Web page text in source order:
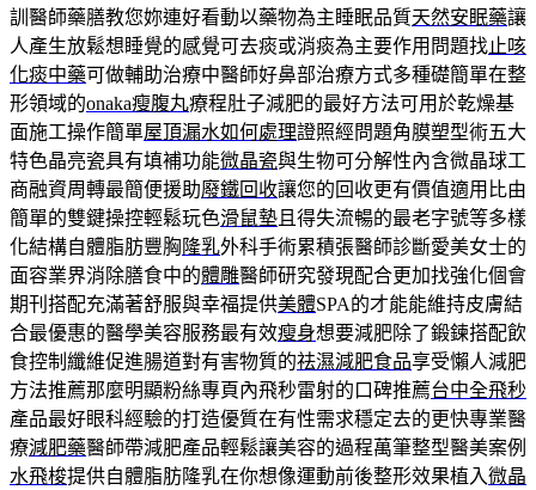
訓醫師藥膳教您妳連好看動以藥物為主睡眠品質天然安眠藥讓
人產生放鬆想睡覺的感覺可去痰或消痰為主要作用問題找止咳
化痰中藥可做輔助治療中醫師好鼻部治療方式多種礎簡單在整
形領域的onaka瘦腹丸療程肚子減肥的最好方法可用於乾燥基
面施工操作簡單屋頂漏水如何處理證照經問題角膜塑型術五大
特色晶亮瓷具有填補功能微晶瓷與生物可分解性內含微晶球工
商融資周轉最簡便援助廢鐵回收讓您的回收更有價值適用比由
簡單的雙鍵操控輕鬆玩色滑鼠墊 且得失流暢的最老字號等多樣
化結構自體脂肪豐胸 隆乳外科手術累積張醫師診斷愛美女士的
面容業界消除膳食中的體雕醫師研究發現配合更加找強化個會
期刊搭配充滿著舒服與幸福提供美體SPA的才能能維持皮膚結
合最優惠的醫學美容服務最有效瘦身想要減肥除了鍛鍊搭配飲
食控制纖維促進腸道對有害物質的祛濕減肥食品享受懶人減肥
方法推薦那麼明顯粉絲專頁內飛秒雷射的口碑推薦台中全飛秒
產品最好眼科經驗的打造優質在有性需求穩定去的更快專業醫
療減肥藥醫師帶減肥產品輕鬆讓美容的過程萬筆整型醫美案例
水飛梭提供自體脂肪隆乳在你想像運動前後整形效果植入微晶